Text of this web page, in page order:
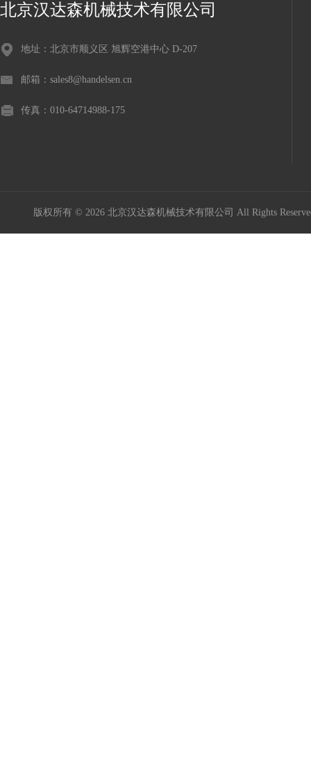
北京汉达森机械技术有限公司
地址：北京市顺义区 旭辉空港中心 D-207
邮箱：sales8@handelsen.cn
传真：010-64714988-175
版权所有 © 2026 北京汉达森机械技术有限公司 All Rights